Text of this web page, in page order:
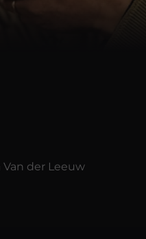
Van der Leeuw